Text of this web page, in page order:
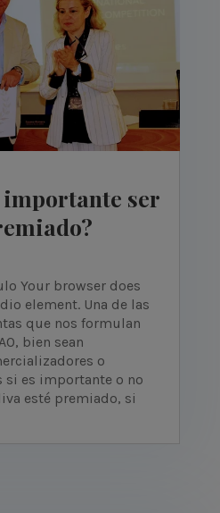
importante ser
Your browser does
element. Una de las
que nos formulan
bien sean
o
si es importante o no
esté premiado, si